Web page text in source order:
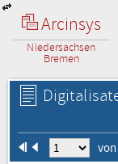
Arcinsys
Niedersachsen
Bremen
von